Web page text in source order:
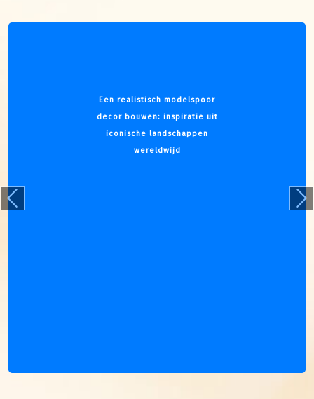
Een realistisch modelspoor
decor bouwen: inspiratie uit
iconische landschappen
wereldwijd